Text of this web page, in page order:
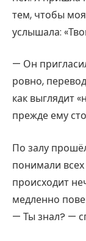
тем, чтобы
услышала:
— Он
ровно,
как выглядит
прежде ему
По залу
понимали всех
происходит
медленно
— Ты знал? —